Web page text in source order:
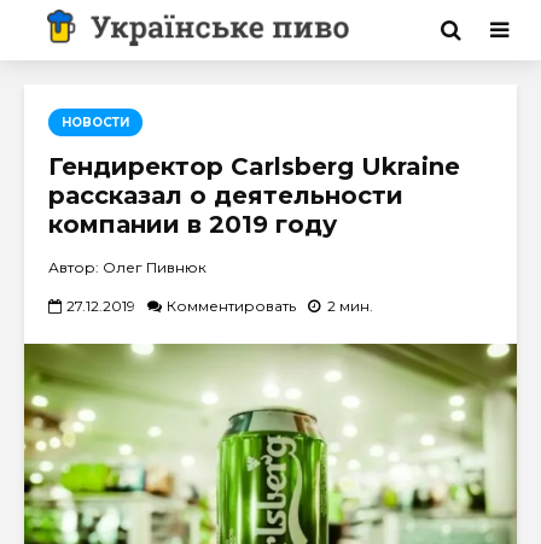
НОВОСТИ
Гендиректор Carlsberg Ukraine
рассказал о деятельности
компании в 2019 году
Автор: Олег Пивнюк
27.12.2019 Комментировать 2 мин.